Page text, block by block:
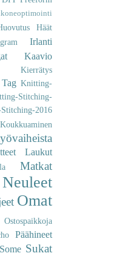
Häät
Irlanti
Kaavio
Kierrätys
Knitting-
Stitching-
2016
Koukkuaminen
Laukut
Matkat
Neuleet
Omat
Ostospaikkoja
Päähineet
Some Sukat